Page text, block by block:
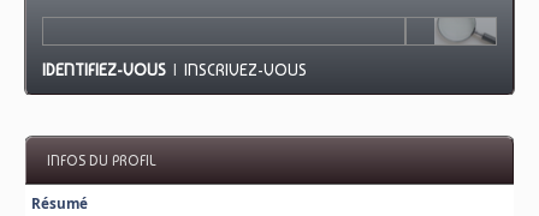
IDENTIFIEZ-VOUS |INSCRIVEZ-VOUS
INFOS DU PROFIL
Résumé